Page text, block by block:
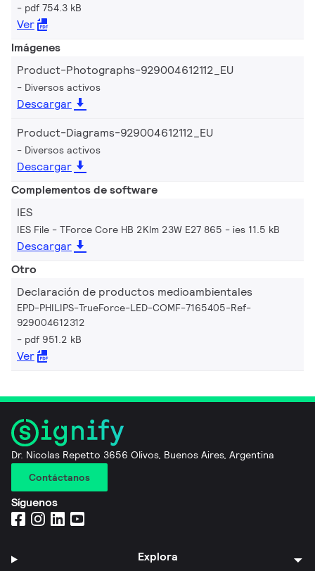
pdf 754.3 kB
Ver
Imágenes
Product-Photographs-929004612112_EU
Diversos activos
Descargar
Product-Diagrams-929004612112_EU
Diversos activos
Descargar
Complementos de software
IES
IES File - TForce Core HB 2Klm 23W E27 865 ies 11.5 kB
Descargar
Otro
Declaración de productos medioambientales
EPD-PHILIPS-TrueForce-LED-COMF-7165405-Ref-
929004612312
pdf 951.2 kB
Ver
Dr. Nicolas Repetto 3656 Olivos, Buenos Aires, Argentina
Contáctanos
Síguenos
Explora